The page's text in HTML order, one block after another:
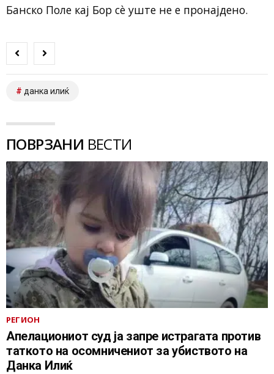
Банско Поле кај Бор сè уште не е пронајдено.
данка илиќ
ПОВРЗАНИ ВЕСТИ
РЕГИОН
Апелациониот суд ја запре истрагата против
таткото на осомничениот за убиството на
Данка Илиќ